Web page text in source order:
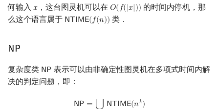
何输入 𝑥
x ，这台图灵机可以在𝑂(𝑓(|𝑥|))
O(f(| x|) )
的时间内停机，那
么这个语言属于 𝖭 𝖳 𝖨𝖬𝖤(𝑓(𝑛))
NTIME(f(n)) 类．
NP
复杂度类 𝖭𝖯
NP 表示可以由非确定性图灵机在多项式时间内解
决的判定问题，即：
𝖭𝖯 = ⋃ 𝖭 𝖳 𝖨𝖬𝖤(𝑛𝑘)
NP=⋃ k ∈ NNTIME(nk)